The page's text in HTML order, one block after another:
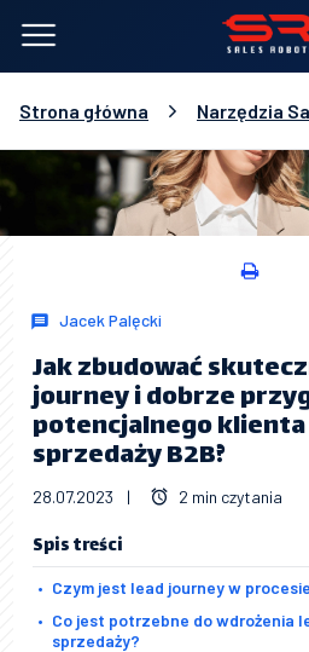
Strona główna Narzędzia
Jacek Palęcki
Jak zbudować
journey i dobrze
potencjalnego
sprzedaży B2B?
28.07.2023 | 2 min czytania
Spis treści
Czym jest lead journey w
Co jest potrzebne do wdrożenia
sprzedaży?